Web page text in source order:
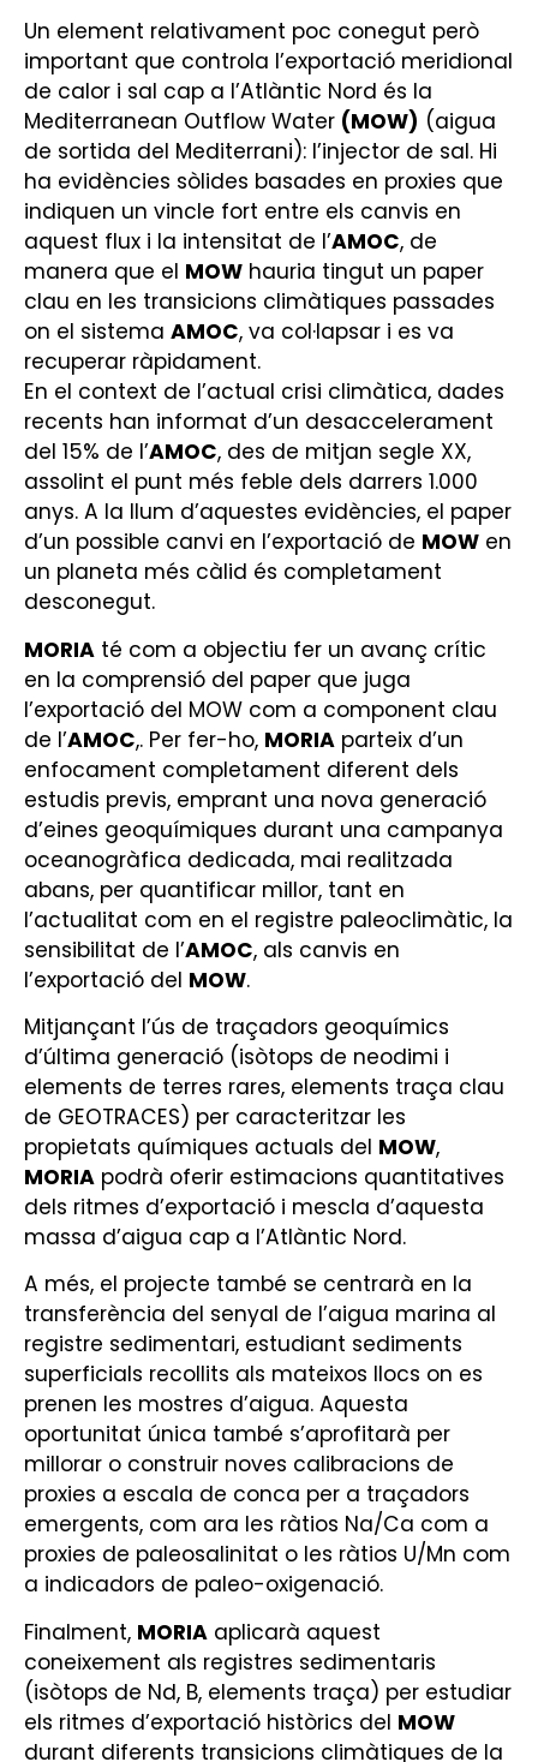
Un element relativament poc conegut però
important que controla l’exportació meridional
de calor i sal cap a l’Atlàntic Nord és la
Mediterranean Outflow Water (MOW) (aigua
de sortida del Mediterrani): l’injector de sal. Hi
ha evidències sòlides basades en proxies que
indiquen un vincle fort entre els canvis en
aquest flux i la intensitat de l’AMOC, de
manera que el MOW hauria tingut un paper
clau en les transicions climàtiques passades
on el sistema AMOC, va col·lapsar i es va
recuperar ràpidament.
En el context de l’actual crisi climàtica, dades
recents han informat d’un desaccelerament
del 15% de l’AMOC, des de mitjan segle XX,
assolint el punt més feble dels darrers 1.000
anys. A la llum d’aquestes evidències, el paper
d’un possible canvi en l’exportació de MOW en
un planeta més càlid és completament
desconegut.
MORIA té com a objectiu fer un avanç crític
en la comprensió del paper que juga
l’exportació del MOW com a component clau
de l’AMOC,. Per fer-ho, MORIA parteix d’un
enfocament completament diferent dels
estudis previs, emprant una nova generació
d’eines geoquímiques durant una campanya
oceanogràfica dedicada, mai realitzada
abans, per quantificar millor, tant en
l’actualitat com en el registre paleoclimàtic, la
sensibilitat de l’AMOC, als canvis en
l’exportació del MOW.
Mitjançant l’ús de traçadors geoquímics
d’última generació (isòtops de neodimi i
elements de terres rares, elements traça clau
de GEOTRACES) per caracteritzar les
propietats químiques actuals del MOW,
MORIA podrà oferir estimacions quantitatives
dels ritmes d’exportació i mescla d’aquesta
massa d’aigua cap a l’Atlàntic Nord.
A més, el projecte també se centrarà en la
transferència del senyal de l’aigua marina al
registre sedimentari, estudiant sediments
superficials recollits als mateixos llocs on es
prenen les mostres d’aigua. Aquesta
oportunitat única també s’aprofitarà per
millorar o construir noves calibracions de
proxies a escala de conca per a traçadors
emergents, com ara les ràtios Na/Ca com a
proxies de paleosalinitat o les ràtios U/Mn com
a indicadors de paleo-oxigenació.
Finalment, MORIA aplicarà aquest
coneixement als registres sedimentaris
(isòtops de Nd, B, elements traça) per estudiar
els ritmes d’exportació històrics del MOW
durant diferents transicions climàtiques de la